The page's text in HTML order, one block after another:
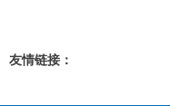
友情链接：